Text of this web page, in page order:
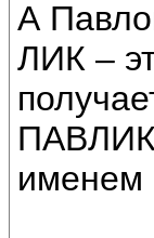
А
ЛИК –
ПАВЛИК
именем